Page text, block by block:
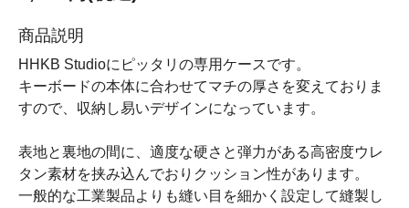
商品説明
HHKB Studioにピッタリの専用ケースです。
キーボードの本体に合わせてマチの厚さを変えておりま
すので、収納し易いデザインになっています。
表地と裏地の間に、適度な硬さと弾力がある高密度ウレ
タン素材を挟み込んでおりクッション性があります。
一般的な工業製品よりも縫い目を細かく設定して縫製し